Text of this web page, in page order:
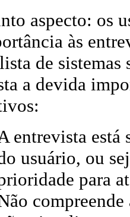
aspecto: os
às
de sistemas
a devida
entrevista está
usuário, ou
para